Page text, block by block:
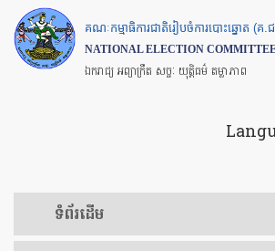
Skip
to
main
គណៈកម្មាធិការជាតិរៀបចំការបោះឆ្នោត (គ.
NATIONAL ELECTION
ឯករាជ្យ អព្យាក្រឹត សច្ចៈ យុត្តិធម៌ តម្លាភាព
ទំព័រ​ដើម